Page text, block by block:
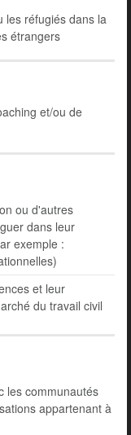
les réfugiés dans la
étrangers
et/ou de
ou d'autres
dans leur
exemple :
et leur
du travail civil
les communautés
appartenant à